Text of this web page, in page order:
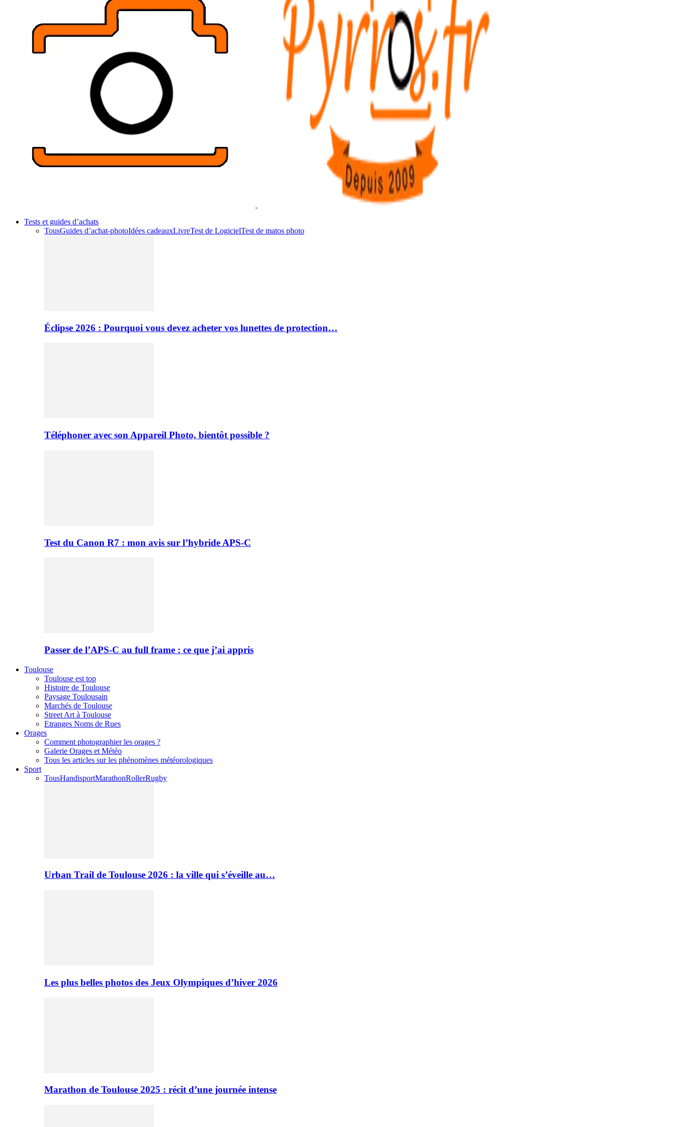
Tests et guides d’achats
TousGuides d’achat-photoIdées cadeauxLivreTest de LogicielTest de matos photo
Éclipse 2026 : Pourquoi vous devez acheter vos lunettes de protection…
Téléphoner avec son Appareil Photo, bientôt possible ?
Test du Canon R7 : mon avis sur l’hybride APS-C
Passer de l’APS-C au full frame : ce que j’ai appris
Toulouse
Toulouse est top
Histoire de Toulouse
Paysage Toulousain
Marchés de Toulouse
Street Art à Toulouse
Etranges Noms de Rues
Orages
Comment photographier les orages ?
Galerie Orages et Météo
Tous les articles sur les phénomènes météorologiques
Sport
TousHandisportMarathonRollerRugby
Urban Trail de Toulouse 2026 : la ville qui s’éveille au…
Les plus belles photos des Jeux Olympiques d’hiver 2026
Marathon de Toulouse 2025 : récit d’une journée intense